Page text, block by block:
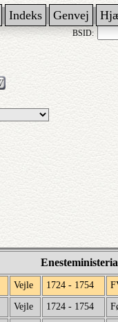
Indeks Genvej
BSID:
Vejle 1724 - 1754
Vejle 1724 - 1754